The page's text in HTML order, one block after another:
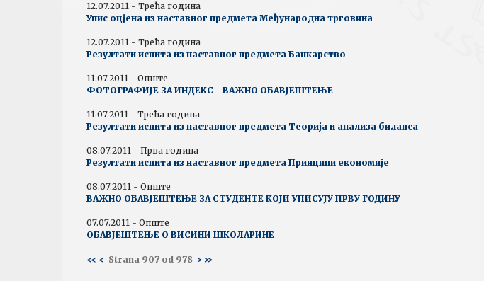
12.07.2011 - Трећа година
Упис оцјена из наставног предмета Међународна трговина
12.07.2011 - Трећа година
Резултати испита из наставног предмета Банкарство
11.07.2011 - Опште
ФОТОГРАФИЈЕ ЗА ИНДЕКС - BAЖНО ОБАВЈЕШТЕЊЕ
11.07.2011 - Трећа година
Резултати испита из наставног предмета Теорија и анализа биланса
08.07.2011 - Прва година
Резултати испита из наставног предмета Принципи економије
08.07.2011 - Опште
ВАЖНО ОБАВЈЕШТЕЊЕ ЗА СТУДЕНТЕ КОЈИ УПИСУЈУ ПРВУ ГОДИНУ
07.07.2011 - Опште
ОБАВЈЕШТЕЊЕ О ВИСИНИ ШКОЛАРИНЕ
<< < Strana 907 od 978 > >>